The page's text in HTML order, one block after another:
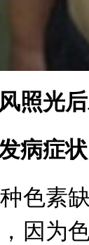
照光
症状
素缺
因为